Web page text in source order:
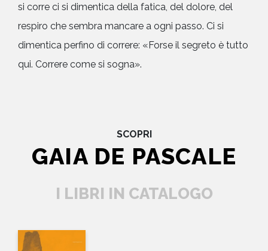
si corre ci si dimentica della fatica, del dolore, del
respiro che sembra mancare a ogni passo. Ci si
dimentica perfino di correre: «Forse il segreto è tutto
qui. Correre come si sogna».
SCOPRI
GAIA DE PASCALE
I LIBRI IN CATALOGO